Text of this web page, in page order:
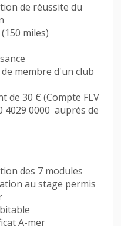
de réussite du
miles)
membre d'un club
de 30 € (Compte FLV
4029 0000 auprès de
des 7 modules
au stage permis
A-mer